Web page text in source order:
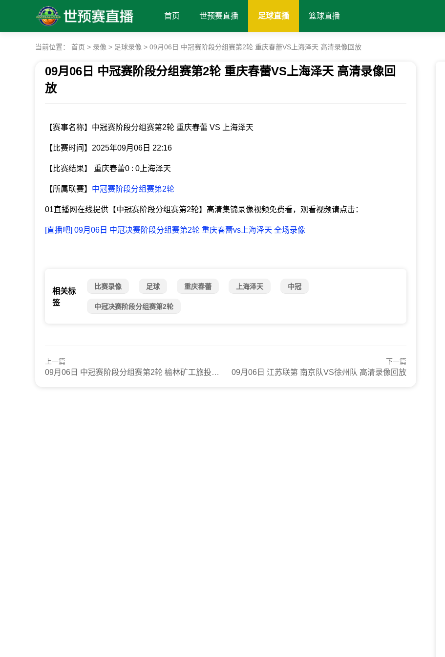
首页 世预赛直播 足球直播 篮球直播
当前位置： 首页 > 录像 > 足球录像 > 09月06日 中冠赛阶段分组赛第2轮 重庆春蕾VS上海泽天 高清录像回放
09月06日 中冠赛阶段分组赛第2轮 重庆春蕾VS上海泽天 高清录像回
放
【赛事名称】中冠赛阶段分组赛第2轮 重庆春蕾 VS 上海泽天
【比赛时间】2025年09月06日 22:16
【比赛结果】 重庆春蕾0 : 0上海泽天
【所属联赛】 中冠赛阶段分组赛第2轮
01直播网在线提供【中冠赛阶段分组赛第2轮】高清集锦录像视频免费看，观看视频请点击：
[直播吧] 09月06日 中冠决赛阶段分组赛第2轮 重庆春蕾vs上海泽天 全场录像
相关标
签
比赛录像 足球 重庆春蕾 上海泽天 中冠
中冠决赛阶段分组赛第2轮
上一篇
09月06日 中冠赛阶段分组赛第2轮 榆林矿工旅投VS南京铁虎 高清录像回放
下一篇
09月06日 江苏联第 南京队VS徐州队 高清录像回放